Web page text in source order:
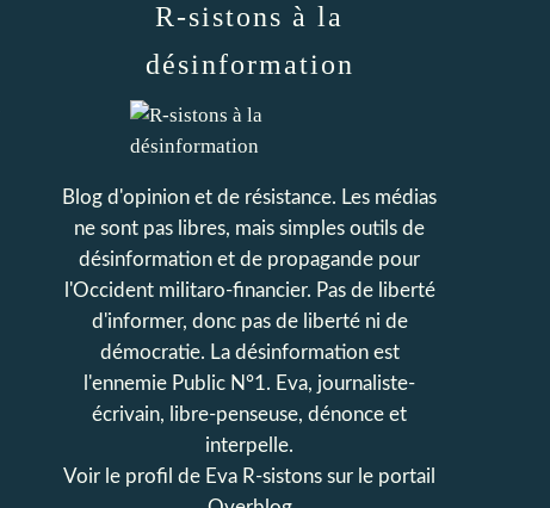
R-sistons à la
désinformation
Blog d'opinion et de résistance. Les médias
ne sont pas libres, mais simples outils de
désinformation et de propagande pour
l'Occident militaro-financier. Pas de liberté
d'informer, donc pas de liberté ni de
démocratie. La désinformation est
l'ennemie Public N°1. Eva, journaliste-
écrivain, libre-penseuse, dénonce et
interpelle.
Voir le profil de Eva R-sistons sur le portail